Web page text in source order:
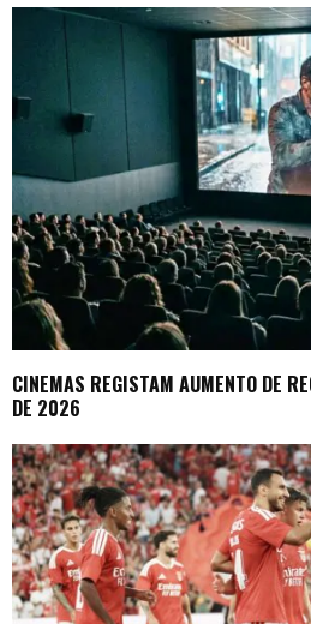
CINEMAS REGISTAM AUMENTO DE
DE 2026